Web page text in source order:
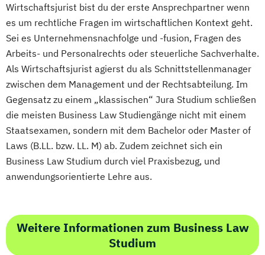
Wirtschaftsjurist bist du der erste Ansprechpartner wenn
es um rechtliche Fragen im wirtschaftlichen Kontext geht.
Sei es Unternehmensnachfolge und -fusion, Fragen des
Arbeits- und Personalrechts oder steuerliche Sachverhalte.
Als Wirtschaftsjurist agierst du als Schnittstellenmanager
zwischen dem Management und der Rechtsabteilung. Im
Gegensatz zu einem „klassischen“ Jura Studium schließen
die meisten Business Law Studiengänge nicht mit einem
Staatsexamen, sondern mit dem Bachelor oder Master of
Laws (B.LL. bzw. LL. M) ab. Zudem zeichnet sich ein
Business Law Studium durch viel Praxisbezug, und
anwendungsorientierte Lehre aus.
Weitere Informationen zum Business Law
Studium